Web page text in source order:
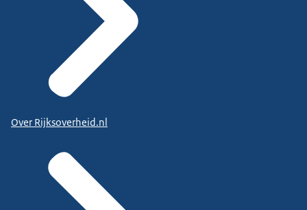
Over Rijksoverheid.nl